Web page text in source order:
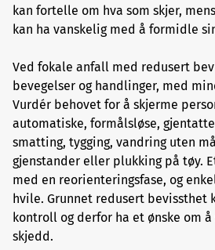
kan fortelle om hva som skjer,
kan ha vanskelig med å formidle
Ved fokale anfall med redusert
bevegelser og handlinger, med
Vurdér behovet for å skjerme
automatiske, formålsløse,
smatting, tygging, vandring uten
gjenstander eller plukking på tøy.
med en reorienteringsfase, og
hvile. Grunnet redusert bevissthet
kontroll og derfor ha et ønske om
skjedd.